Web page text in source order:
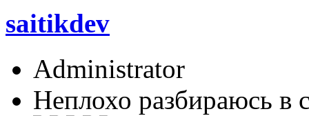
saitikdev
Administrator
Неплохо разбираюсь в